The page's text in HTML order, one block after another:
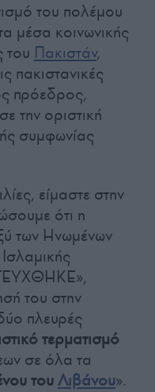
του πολέμου
μέσα κοινωνικής
του Πακιστάν,
πακιστανικές
πρόεδρος,
την οριστική
συμφωνίας
είμαστε στην
ότι η
των Ηνωμένων
του στην
πλευρές
τερματισμό
σε όλα τα
τουΛιβάνου».